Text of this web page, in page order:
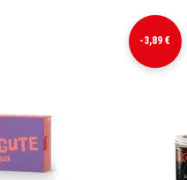
-3,89 €